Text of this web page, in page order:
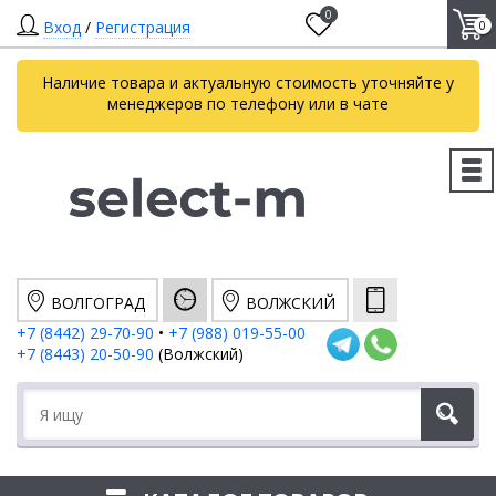
Вход / Регистрация
0
0
Наличие товара и актуальную стоимость уточняйте у
менеджеров по телефону или в чате
ВОЛГОГРАД
ВОЛЖСКИЙ
+7 (8442) 29-70-90 • +7 (988) 019-55-00
+7 (8443) 20-50-90 (Волжский)